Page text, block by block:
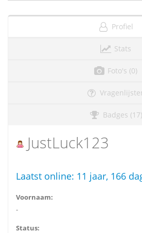
Profiel
Stats
Foto's (0)
Badges (17)
JustLuck123
Laatst online: 11 jaar, 166
Voornaam:
-
Status: